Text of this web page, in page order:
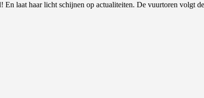
laat haar licht schijnen op actualiteiten. De vuurtoren volgt de